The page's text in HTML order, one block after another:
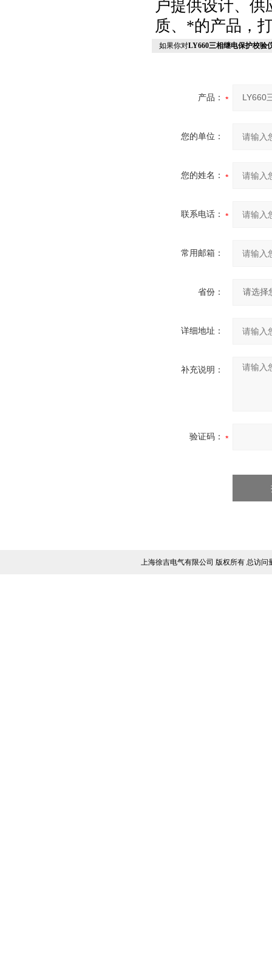
户提供设计、
质、*的产品，
如果你对LY660三相继电保护校验
产品：
您的单位：
您的姓名：
联系电话：
常用邮箱：
省份：
详细地址：
补充说明：
验证码：
上海徐吉电气有限公司 版权所有 总访问